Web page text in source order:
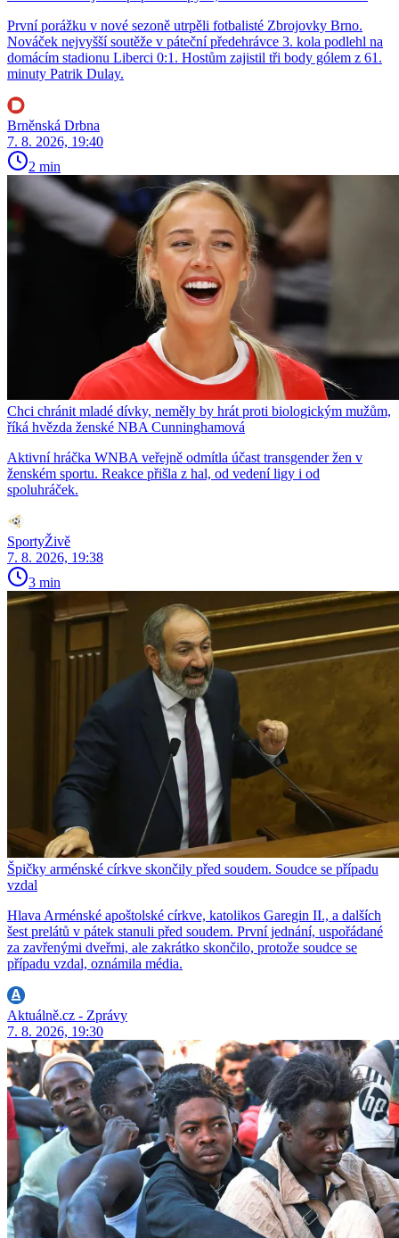
První porážku v nové sezoně utrpěli fotbalisté Zbrojovky Brno.
Nováček nejvyšší soutěže v páteční předehrávce 3. kola podlehl na
domácím stadionu Liberci 0:1. Hostům zajistil tři body gólem z 61.
minuty Patrik Dulay.
Brněnská Drbna
7. 8. 2026, 19:40
2 min
Chci chránit mladé dívky, neměly by hrát proti biologickým mužům,
říká hvězda ženské NBA Cunninghamová
Aktivní hráčka WNBA veřejně odmítla účast transgender žen v
ženském sportu. Reakce přišla z hal, od vedení ligy i od
spoluhráček.
SportyŽivě
7. 8. 2026, 19:38
3 min
Špičky arménské církve skončily před soudem. Soudce se případu
vzdal
Hlava Arménské apoštolské církve, katolikos Garegin II., a dalších
šest prelátů v pátek stanuli před soudem. První jednání, uspořádané
za zavřenými dveřmi, ale zakrátko skončilo, protože soudce se
případu vzdal, oznámila média.
Aktuálně.cz - Zprávy
7. 8. 2026, 19:30